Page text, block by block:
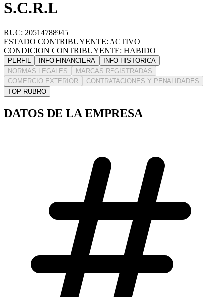
S.C.R.L
RUC: 20514788945
ESTADO CONTRIBUYENTE: ACTIVO
CONDICION CONTRIBUYENTE: HABIDO
PERFIL INFO FINANCIERA
INFO HISTORICA
NORMAS LEGALES
MARCAS REGISTRADAS
COMERCIO EXTERIOR
CONTRATACIONES Y PENALIDADES
TOP RUBRO
DATOS DE LA EMPRESA